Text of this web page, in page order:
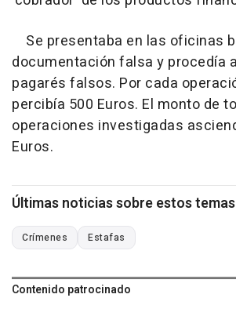
Se presentaba en las oficinas
documentación falsa y procedía
pagarés falsos. Por cada
percibía 500 Euros. El monto de
operaciones investigadas
Euros.
Últimas noticias sobre estos temas
Crímenes Estafas
Contenido patrocinado